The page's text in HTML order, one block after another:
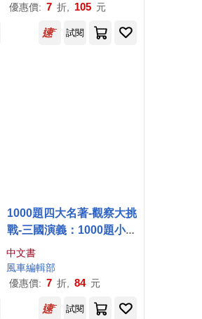
優惠價: 7 折, 105 元
試閱
1000題四大名著-觀察大挑
戰-三國演義：1000題小圖
找一找，培養觀察力與專
中文書
風車編輯部
優惠價: 7 折, 84 元
試閱